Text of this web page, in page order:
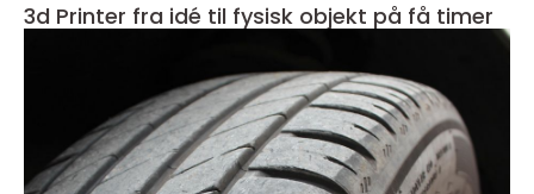
3d Printer fra idé til fysisk objekt på få timer